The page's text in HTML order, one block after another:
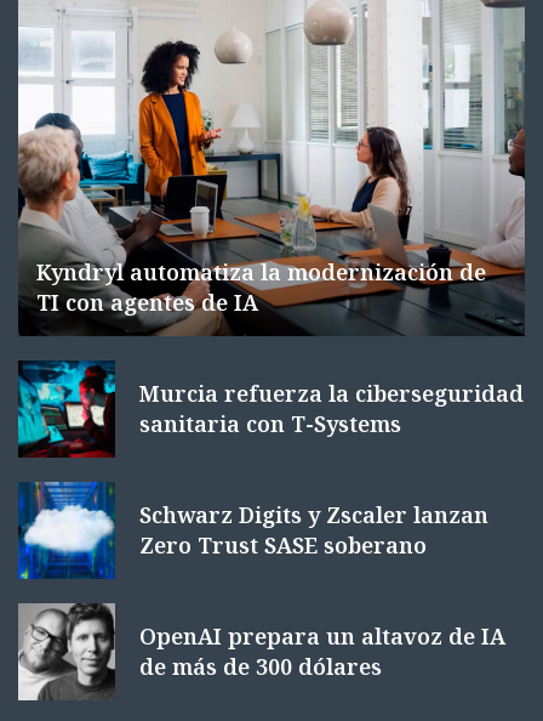
Kyndryl automatiza la modernización de
TI con agentes de IA
Murcia refuerza la ciberseguridad
sanitaria con T-Systems
Schwarz Digits y Zscaler lanzan
Zero Trust SASE soberano
OpenAI prepara un altavoz de IA
de más de 300 dólares